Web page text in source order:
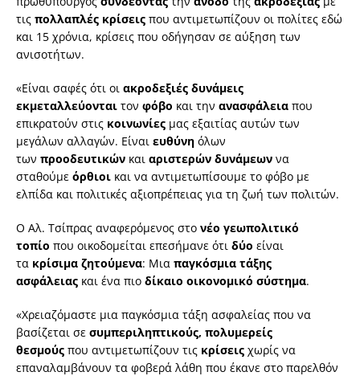
τις πολλαπλές κρίσεις που αντιμετωπίζουν οι πολίτες εδώ
και 15 χρόνια, κρίσεις που οδήγησαν σε αύξηση των
ανισοτήτων.
«Είναι σαφές ότι οι ακροδεξιές δυνάμεις
εκμεταλλεύονται τον φόβο και την ανασφάλεια που
επικρατούν στις κοινωνίες μας εξαιτίας αυτών των
μεγάλων αλλαγών. Είναι ευθύνη όλων
των προοδευτικών και αριστερών δυνάμεων να
σταθούμε όρθιοι και να αντιμετωπίσουμε το φόβο με
ελπίδα και πολιτικές αξιοπρέπειας για τη ζωή των πολιτών.
Ο Αλ. Τσίπρας αναφερόμενος στο νέο γεωπολιτικό
τοπίο που οικοδομείται επεσήμανε ότι δύο είναι
τα κρίσιμα ζητούμενα: Μια παγκόσμια τάξης
ασφάλειας και ένα πιο δίκαιο οικονομικό σύστημα.
«Χρειαζόμαστε μια παγκόσμια τάξη ασφαλείας που να
βασίζεται σε συμπεριληπτικούς, πολυμερείς
θεσμούς που αντιμετωπίζουν τις κρίσεις χωρίς να
επαναλαμβάνουν τα φοβερά λάθη που έκανε στο παρελθόν